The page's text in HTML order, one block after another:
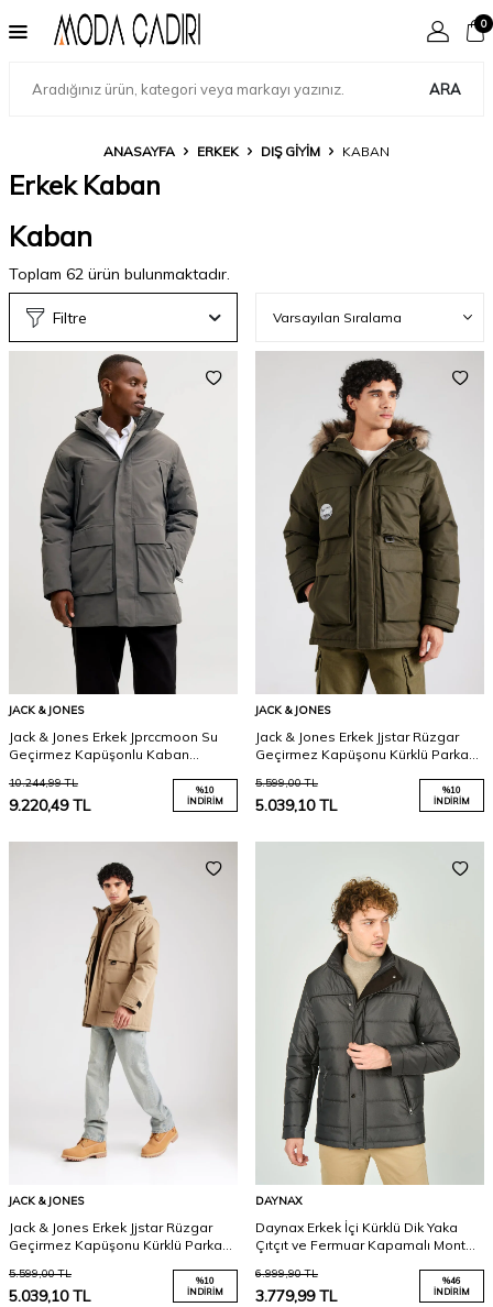
ARA
0
ANASAYFA ERKEK DIŞ GIYIM KABAN
Erkek Kaban
Kaban
Toplam 62 ürün bulunmaktadır.
Filtre
JACK & JONES
Jack & Jones Erkek Jprccmoon Su
Geçirmez Kapüşonlu Kaban
10.244,99TL
9.220,49TL
%10
İNDIRIM
JACK & JONES
Jack & Jones Erkek Jjstar Rüzgar
Geçirmez Kapüşonu Kürklü Parka
5.599,00TL
5.039,10TL
%10
İNDIRIM
JACK & JONES
Jack & Jones Erkek Jjstar Rüzgar
Geçirmez Kapüşonu Kürklü Parka
5.599,00TL
5.039,10TL
%10
İNDIRIM
DAYNAX
Daynax Erkek İçi Kürklü Dik Yaka
Çıtçıt ve Fermuar Kapamalı Mont
6.999,90TL
3.779,99TL
%46
İNDIRIM